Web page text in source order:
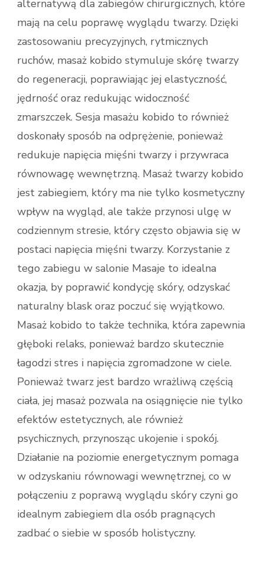
alternatywą dla zabiegów chirurgicznych, które
mają na celu poprawę wyglądu twarzy. Dzięki
zastosowaniu precyzyjnych, rytmicznych
ruchów, masaż kobido stymuluje skórę twarzy
do regeneracji, poprawiając jej elastyczność,
jędrność oraz redukując widoczność
zmarszczek. Sesja masażu kobido to również
doskonały sposób na odprężenie, ponieważ
redukuje napięcia mięśni twarzy i przywraca
równowagę wewnętrzną. Masaż twarzy kobido
jest zabiegiem, który ma nie tylko kosmetyczny
wpływ na wygląd, ale także przynosi ulgę w
codziennym stresie, który często objawia się w
postaci napięcia mięśni twarzy. Korzystanie z
tego zabiegu w salonie Masaje to idealna
okazja, by poprawić kondycję skóry, odzyskać
naturalny blask oraz poczuć się wyjątkowo.
Masaż kobido to także technika, która zapewnia
głęboki relaks, ponieważ bardzo skutecznie
łagodzi stres i napięcia zgromadzone w ciele.
Ponieważ twarz jest bardzo wrażliwą częścią
ciała, jej masaż pozwala na osiągnięcie nie tylko
efektów estetycznych, ale również
psychicznych, przynosząc ukojenie i spokój.
Działanie na poziomie energetycznym pomaga
w odzyskaniu równowagi wewnętrznej, co w
połączeniu z poprawą wyglądu skóry czyni go
idealnym zabiegiem dla osób pragnących
zadbać o siebie w sposób holistyczny.